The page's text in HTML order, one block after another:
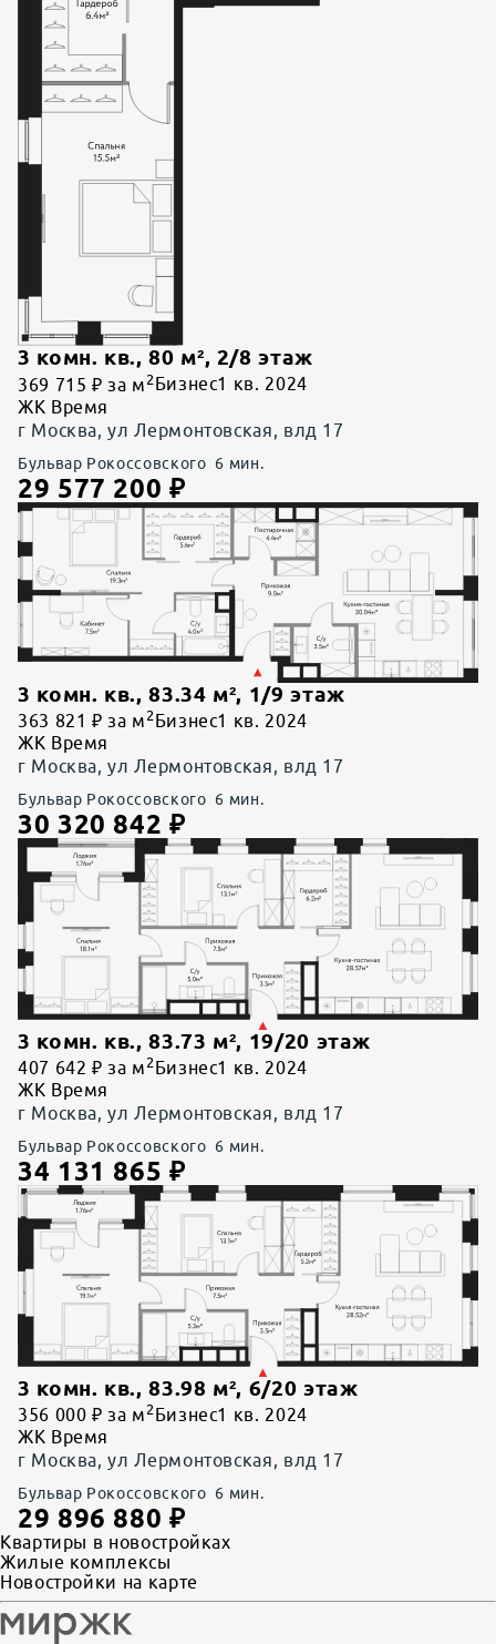
3 комн. кв., 80 м², 2/8 этаж
369 715 ₽ за м 2 Бизнес1 кв. 2024
ЖК Время
г Москва, ул Лермонтовская, влд 17
Бульвар Рокоссовского 6 мин.
29 577 200 ₽
3 комн. кв., 83.34 м², 1/9 этаж
363 821 ₽ за м 2 Бизнес1 кв. 2024
ЖК Время
г Москва, ул Лермонтовская, влд 17
Бульвар Рокоссовского 6 мин.
30 320 842 ₽
3 комн. кв., 83.73 м², 19/20 этаж
407 642 ₽ за м 2 Бизнес1 кв. 2024
ЖК Время
г Москва, ул Лермонтовская, влд 17
Бульвар Рокоссовского 6 мин.
34 131 865 ₽
3 комн. кв., 83.98 м², 6/20 этаж
356 000 ₽ за м 2 Бизнес1 кв. 2024
ЖК Время
г Москва, ул Лермонтовская, влд 17
Бульвар Рокоссовского 6 мин.
29 896 880 ₽
Квартиры в новостройках
Жилые комплексы
Новостройки на карте